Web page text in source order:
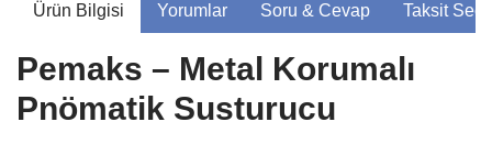
Ürün Bilgisi Yorumlar Soru & Cevap Taksit
Pemaks – Metal Korumalı
Pnömatik Susturucu